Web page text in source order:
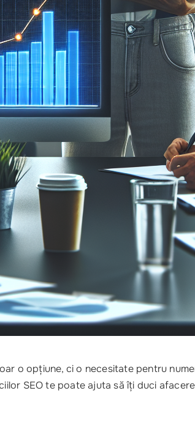
o opțiune, ci o necesitate pentru
SEO te poate ajuta să îți duci